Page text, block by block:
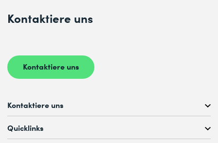
Kontaktiere uns
Kontaktiere uns
Kontaktiere uns
Kostenlose Kursberatung unter
+41 44 447 21 21
Quicklinks